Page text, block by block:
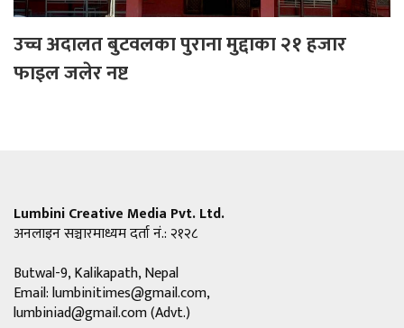
उच्च अदालत बुटवलका पुराना मुद्दाका २१ हजार
फाइल जलेर नष्ट
Lumbini Creative Media Pvt. Ltd.
अनलाइन सञ्चारमाध्यम दर्ता नं.: २१२८
Butwal-9, Kalikapath, Nepal
Email:lumbinitimes@gmail.com,
lumbiniad@gmail.com(Advt.)